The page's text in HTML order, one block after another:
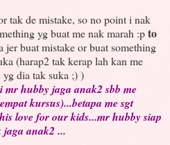
tak de mistake, so no point i nak
yg buat me nak marah :pto
jer buat mistake or buat something
(harap2 tak kerap lah kan me
dia tak suka ;) )
hubby jaga anak2 sbb me
kursus)...betapa me sgt
love for our kids...mr hubby siap
anak2 ...